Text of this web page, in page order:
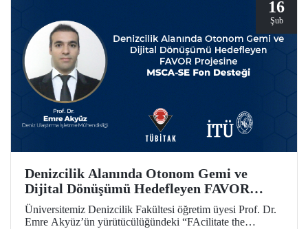
16
Şub
Denizcilik Alanında Otonom Gemi ve
Dijital Dönüşümü Hedefleyen FAVOR
Projesine MSCA-SE Fon Desteği
Üniversitemiz Denizcilik Fakültesi öğretim üyesi Prof. Dr.
Emre Akyüz’ün yürütücülüğündeki “FAcilitate the